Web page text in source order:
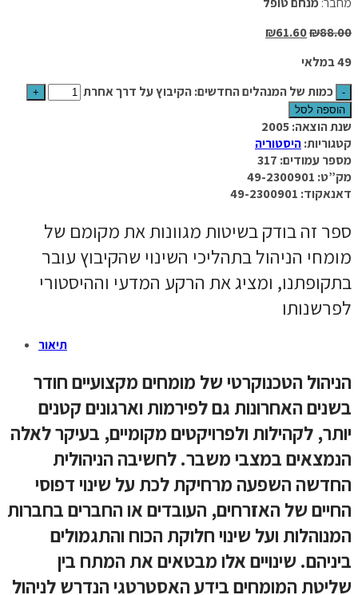
₪88.00
₪61.60
49 במלאי
כמות של המנהלים החדשים: הקיבוץ על דרך אחרת
הוספה לסל
שנת הוצאה: 2005
קטגוריות:היסטוריה
מספר עמודים: 317
מק”ט: 49-2300901
דאנאקוד: 49-2300901
ספר זה בודק בשיטות מגוונות את מקומם של
מומחי הניהול בתהליכי השינוי שהקיבוץ עובר
בתקופתנו, ומציג את הרקע המדעי וההיסטורי
לפרשנותו
תיאור
הניהול הטכנוקרטי של מומחים מקצועיים חודר
בשנים האחרונות גם לפירמות וארגונים קטנים
יותר, לקהילות ולפרויקטים מקומיים, בעיקר לאלה
הנמצאים במצבי משבר. לחשיבה הניהולית
החדשה השפעה מרחיקת לכת על שינוי דפוסי
החיים של האזרחים, העובדים או החברים בחברות
המנוהלות ועל שינוי חלוקת הכוח והתגמולים
ביניהם. שינויים אלו מבטאים את המתח בין
שליטת המומחים בידע האסטרטגי הנדרש לניהול